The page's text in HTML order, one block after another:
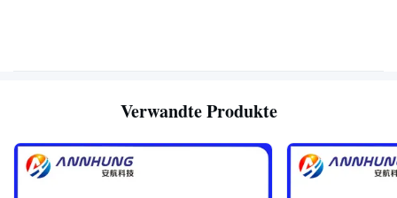
Verwandte Produkte